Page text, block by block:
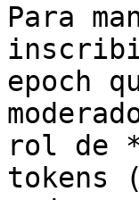
Para
epoch
rol de
tokens